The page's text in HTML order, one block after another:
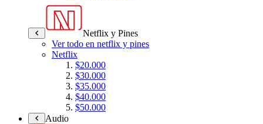
Netflix y Pines
Ver todo en netflix y pines
Netflix
$20.000
$30.000
$35.000
$40.000
$50.000
Audio